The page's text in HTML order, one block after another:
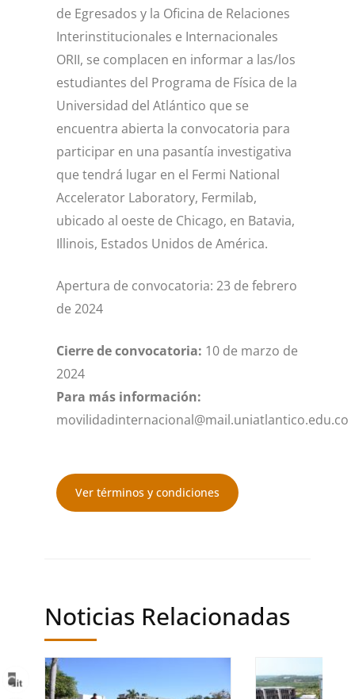
de Egresados y la Oficina de Relaciones
Interinstitucionales e Internacionales
ORII, se complacen en informar a las/los
estudiantes del Programa de Física de la
Universidad del Atlántico que se
encuentra abierta la convocatoria para
participar en una pasantía investigativa
que tendrá lugar en el Fermi National
Accelerator Laboratory, Fermilab,
ubicado al oeste de Chicago, en Batavia,
Illinois, Estados Unidos de América.
Apertura de convocatoria: 23 de febrero
de 2024
Cierre de convocatoria: 10 de marzo de
2024
Para más información:
movilidadinternacional@mail.uniatlantico.edu.co
Ver términos y condiciones
Noticias Relacionadas